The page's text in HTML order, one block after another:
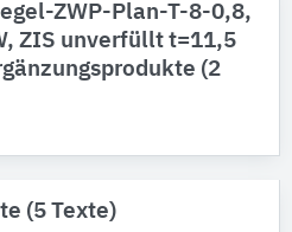
ZWP-Plan-T-8-0,8,
ZIS unverfüllt t=11,5
(2
(5 Texte)